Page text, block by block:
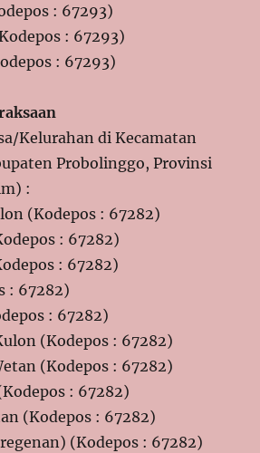
: 67293)
: 67293)
: 67293)
Kelurahan di Kecamatan
Probolinggo, Provinsi
:
(Kodepos : 67282)
: 67282)
: 67282)
: 67282)
: 67282)
(Kodepos : 67282)
(Kodepos : 67282)
: 67282)
(Kodepos : 67282)
(Kodepos : 67282)